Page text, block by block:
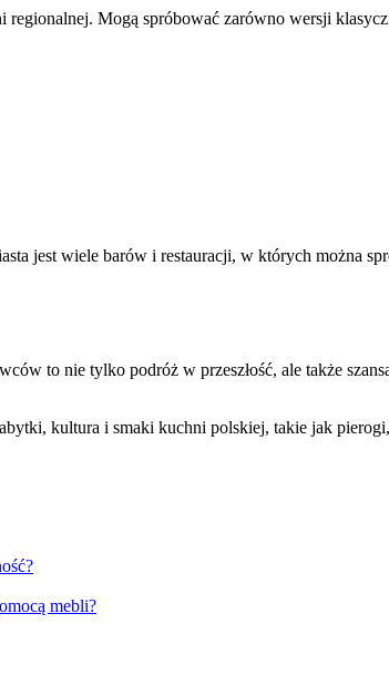
Mogą spróbować zarówno wersji
jest wiele barów i restauracji, w których można
to nie tylko podróż w przeszłość, ale także
kultura i smaki kuchni polskiej, takie jak
mebli?